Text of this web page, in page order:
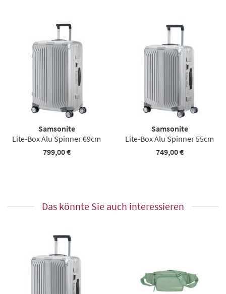
Samsonite
Lite-Box Alu Spinner 69cm
799,00 €
Samsonite
Lite-Box Alu Spinner 55cm
749,00 €
Das könnte Sie auch interessieren